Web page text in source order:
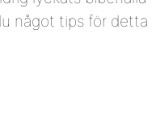
något tips för